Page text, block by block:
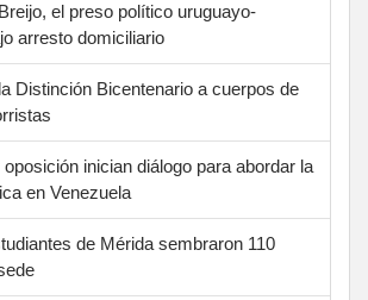
el preso político uruguayo-
arresto domiciliario
Distinción Bicentenario a cuerpos de
inician diálogo para abordar la
en Venezuela
de Mérida sembraron 110